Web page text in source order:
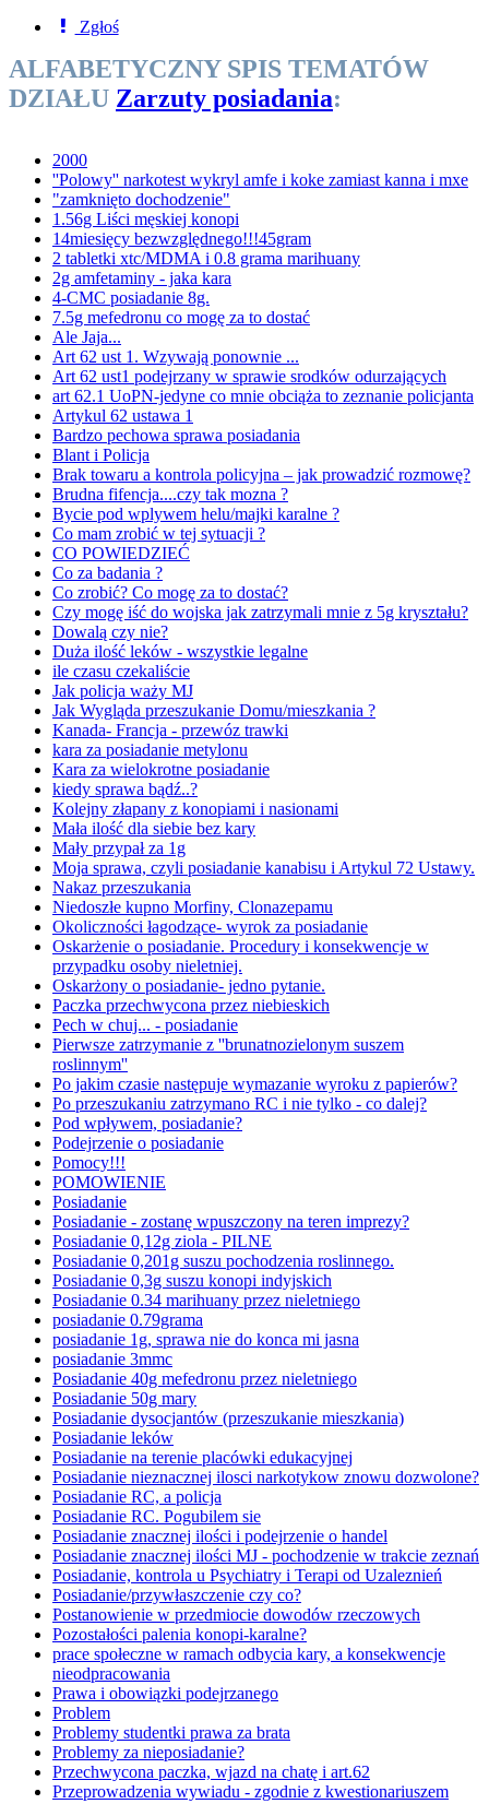
Zgłoś
ALFABETYCZNY SPIS TEMATÓW
DZIAŁU Zarzuty posiadania:
2000
''Polowy'' narkotest wykryl amfe i koke zamiast kanna i mxe
"zamknięto dochodzenie"
1.56g Liści męskiej konopi
14miesięcy bezwzględnego!!!45gram
2 tabletki xtc/MDMA i 0.8 grama marihuany
2g amfetaminy - jaka kara
4-CMC posiadanie 8g.
7.5g mefedronu co mogę za to dostać
Ale Jaja...
Art 62 ust 1. Wzywają ponownie ...
Art 62 ust1 podejrzany w sprawie srodków odurzających
art 62.1 UoPN-jedyne co mnie obciąża to zeznanie policjanta
Artykul 62 ustawa 1
Bardzo pechowa sprawa posiadania
Blant i Policja
Brak towaru a kontrola policyjna – jak prowadzić rozmowę?
Brudna fifencja....czy tak mozna ?
Bycie pod wplywem helu/majki karalne ?
Co mam zrobić w tej sytuacji ?
CO POWIEDZIEĆ
Co za badania ?
Co zrobić? Co mogę za to dostać?
Czy mogę iść do wojska jak zatrzymali mnie z 5g kryształu?
Dowalą czy nie?
Duża ilość leków - wszystkie legalne
ile czasu czekaliście
Jak policja waży MJ
Jak Wygląda przeszukanie Domu/mieszkania ?
Kanada- Francja - przewóz trawki
kara za posiadanie metylonu
Kara za wielokrotne posiadanie
kiedy sprawa bądź..?
Kolejny złapany z konopiami i nasionami
Mała ilość dla siebie bez kary
Mały przypał za 1g
Moja sprawa, czyli posiadanie kanabisu i Artykul 72 Ustawy.
Nakaz przeszukania
Niedoszłe kupno Morfiny, Clonazepamu
Okoliczności łagodzące- wyrok za posiadanie
Oskarżenie o posiadanie. Procedury i konsekwencje w
przypadku osoby nieletniej.
Oskarżony o posiadanie- jedno pytanie.
Paczka przechwycona przez niebieskich
Pech w chuj... - posiadanie
Pierwsze zatrzymanie z ''brunatnozielonym suszem
roslinnym''
Po jakim czasie następuje wymazanie wyroku z papierów?
Po przeszukaniu zatrzymano RC i nie tylko - co dalej?
Pod wpływem, posiadanie?
Podejrzenie o posiadanie
Pomocy!!!
POMOWIENIE
Posiadanie
Posiadanie - zostanę wpuszczony na teren imprezy?
Posiadanie 0,12g ziola - PILNE
Posiadanie 0,201g suszu pochodzenia roslinnego.
Posiadanie 0,3g suszu konopi indyjskich
Posiadanie 0.34 marihuany przez nieletniego
posiadanie 0.79grama
posiadanie 1g, sprawa nie do konca mi jasna
posiadanie 3mmc
Posiadanie 40g mefedronu przez nieletniego
Posiadanie 50g mary
Posiadanie dysocjantów (przeszukanie mieszkania)
Posiadanie leków
Posiadanie na terenie placówki edukacyjnej
Posiadanie nieznacznej ilosci narkotykow znowu dozwolone?
Posiadanie RC, a policja
Posiadanie RC. Pogubilem sie
Posiadanie znacznej ilości i podejrzenie o handel
Posiadanie znacznej ilości MJ - pochodzenie w trakcie zeznań
Posiadanie, kontrola u Psychiatry i Terapi od Uzaleznień
Posiadanie/przywłaszczenie czy co?
Postanowienie w przedmiocie dowodów rzeczowych
Pozostałości palenia konopi-karalne?
prace społeczne w ramach odbycia kary, a konsekwencje
nieodpracowania
Prawa i obowiązki podejrzanego
Problem
Problemy studentki prawa za brata
Problemy za nieposiadanie?
Przechwycona paczka, wjazd na chatę i art.62
Przeprowadzenia wywiadu - zgodnie z kwestionariuszem